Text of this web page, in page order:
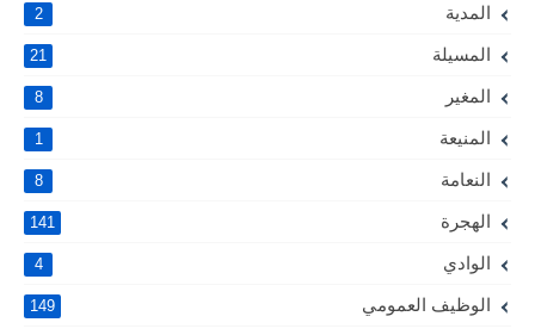
المدية 2
المسيلة 21
المغير 8
المنيعة 1
النعامة 8
الهجرة 141
الوادي 4
الوظيف العمومي 149